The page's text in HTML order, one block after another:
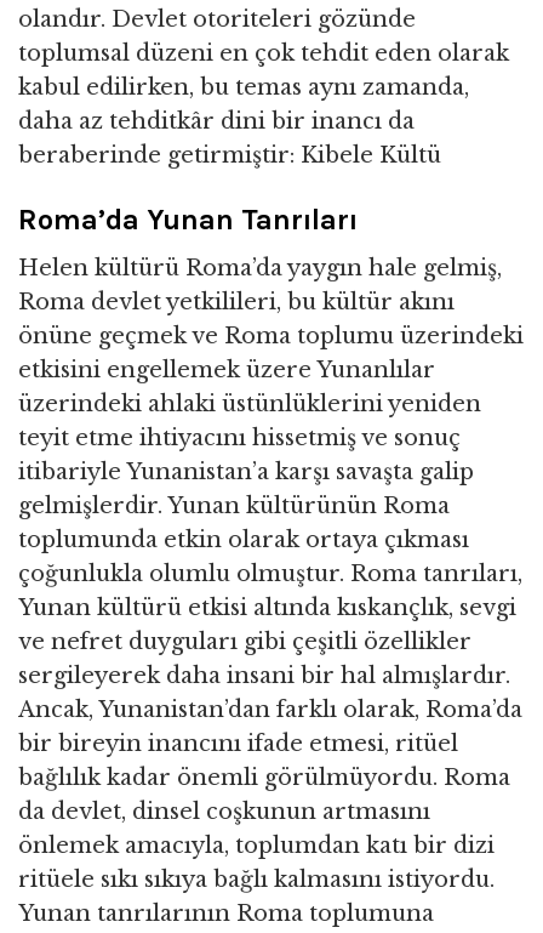
olandır. Devlet otoriteleri gözünde
toplumsal düzeni en çok tehdit eden olarak
kabul edilirken, bu temas aynı zamanda,
daha az tehditkâr dini bir inancı da
beraberinde getirmiştir: Kibele Kültü
Roma’da Yunan Tanrıları
Helen kültürü Roma’da yaygın hale gelmiş,
Roma devlet yetkilileri, bu kültür akını
önüne geçmek ve Roma toplumu üzerindeki
etkisini engellemek üzere Yunanlılar
üzerindeki ahlaki üstünlüklerini yeniden
teyit etme ihtiyacını hissetmiş ve sonuç
itibariyle Yunanistan’a karşı savaşta galip
gelmişlerdir. Yunan kültürünün Roma
toplumunda etkin olarak ortaya çıkması
çoğunlukla olumlu olmuştur. Roma tanrıları,
Yunan kültürü etkisi altında kıskançlık, sevgi
ve nefret duyguları gibi çeşitli özellikler
sergileyerek daha insani bir hal almışlardır.
Ancak, Yunanistan’dan farklı olarak, Roma’da
bir bireyin inancını ifade etmesi, ritüel
bağlılık kadar önemli görülmüyordu. Roma
da devlet, dinsel coşkunun artmasını
önlemek amacıyla, toplumdan katı bir dizi
ritüele sıkı sıkıya bağlı kalmasını istiyordu.
Yunan tanrılarının Roma toplumuna